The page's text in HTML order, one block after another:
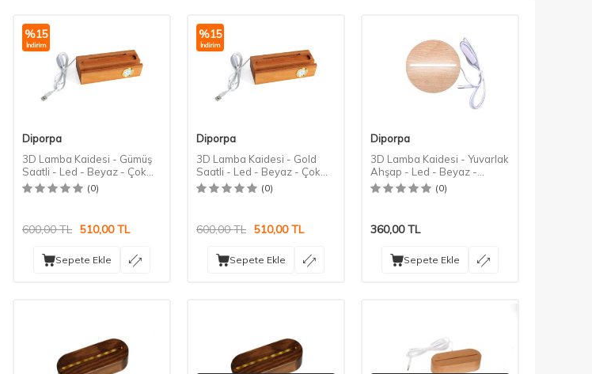
%15
İndirim
Diporpa
3D Lamba Kaidesi - Gümüş
Saatli - Led - Beyaz - Çok
Amaçlı
(0)
600,00TL 510,00TL
Sepete Ekle
%15
İndirim
Diporpa
3D Lamba Kaidesi - Gold
Saatli - Led - Beyaz - Çok
Amaçlı
(0)
600,00TL 510,00TL
Sepete Ekle
Diporpa
3D Lamba Kaidesi - Yuvarlak
Ahşap - Led - Beyaz -
Gürgen Rengi(0)
360,00TL
Sepete Ekle